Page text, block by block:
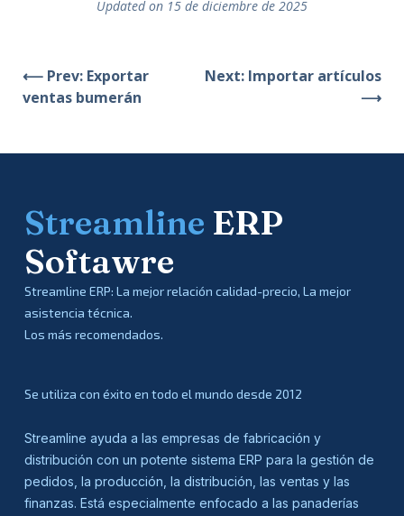
Updated on 15 de diciembre de 2025
⟵ Prev: Exportar
ventas bumerán
Next: Importar artículos
⟶
Streamline ERP
Softawre
Streamline ERP: La mejor relación calidad-precio, La mejor
asistencia técnica.
Los más recomendados.
Se utiliza con éxito en todo el mundo desde 2012
Streamline ayuda a las empresas de fabricación y
distribución con un potente sistema ERP para la gestión de
pedidos, la producción, la distribución, las ventas y las
finanzas. Está especialmente enfocado a las panaderías